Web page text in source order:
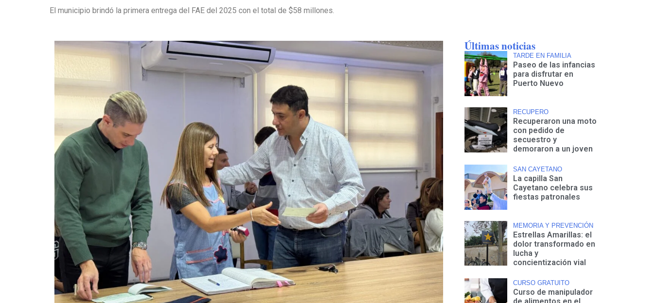
El municipio brindó la primera entrega del FAE del 2025 con el total de $58 millones.
Últimas noticias
TARDE EN FAMILIA
Paseo de las infancias
para disfrutar en
Puerto Nuevo
RECUPERO
Recuperaron una moto
con pedido de
secuestro y
demoraron a un joven
SAN CAYETANO
La capilla San
Cayetano celebra sus
fiestas patronales
MEMORIA Y PREVENCIÓN
Estrellas Amarillas: el
dolor transformado en
lucha y
concientización vial
CURSO GRATUITO
Curso de manipulador
de alimentos en el